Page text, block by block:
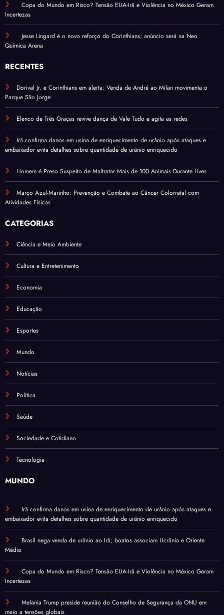
Copa do Mundo em Risco? Tensão EUA-Irã e Violência no México Geram
Incertezas
Jesse Lingard é o novo reforço do Corinthians; anúncio será na Neo
Química Arena
RECENTES
Dorival Jr. e Corinthians em alerta: Venda de André ao Milan movimenta o
Parque São Jorge
Elenco de Três Graças revive dança de Vale Tudo e agita as redes
Irã confirma danos em usina de enriquecimento de urânio após ataques e
embaixador evita detalhes sobre quantidade de urânio enriquecido
Homem é Preso Suspeito de Maltratar Mais de 100 Animais Durante Lives
Março Azul-Marinho: Prevenção e Combate ao Câncer Colorretal com
Atividades Físicas
CATEGORIAS
Ciência e Meio Ambiente
Cultura e Entretenimento
Economia
Educação
Esportes
Mundo
Notícias
Política
Saúde
Sociedade e Cotidiano
Tecnologia
MUNDO
Irã confirma danos em usina de enriquecimento de urânio após ataques e
embaixador evita detalhes sobre quantidade de urânio enriquecido
Brasil nega venda de urânio ao Irã; boatos associam Ucrânia e Oriente
Médio
Copa do Mundo em Risco? Tensão EUA-Irã e Violência no México Geram
Incertezas
Melania Trump preside reunião do Conselho de Segurança da ONU em
meio a tensões globais